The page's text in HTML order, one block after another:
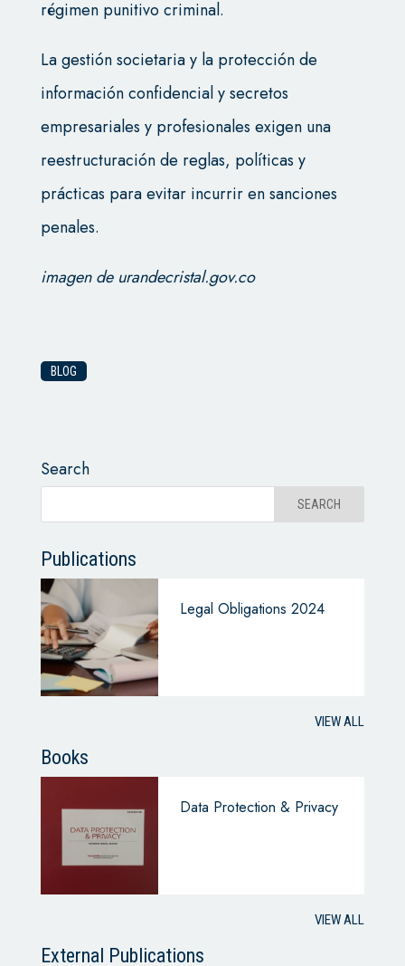
régimen punitivo criminal.
La gestión societaria y la protección de
información confidencial y secretos
empresariales y profesionales exigen una
reestructuración de reglas, políticas y
prácticas para evitar incurrir en sanciones
penales.
imagen de urandecristal.gov.co
BLOG
Search
Publications
Legal Obligations 2024
VIEW ALL
Books
Data Protection & Privacy
VIEW ALL
External Publications